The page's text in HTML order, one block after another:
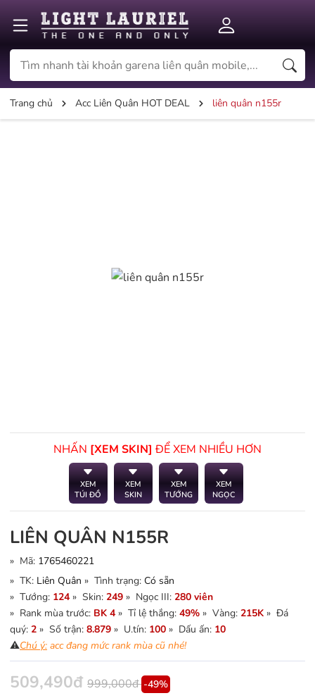
Trang chủ Acc Liên Quân HOT DEAL liên quân n155r
NHẤN [XEM SKIN] ĐỂ XEM NHIỀU HƠN
XEM
TÚI ĐỒ
XEM
SKIN
XEM
TƯỚNG
XEM
NGỌC
LIÊN QUÂN N155R
» Mã: 1765460221
» TK: Liên Quân » Tình trạng: Có sẵn
» Tướng: 124 » Skin: 249 » Ngọc III: 280 viên
» Rank mùa trước: BK 4 » Tỉ lệ thắng: 49% » Vàng: 215K » Đá
quý: 2 » Số trận: 8.879 » U.tín: 100 » Dấu ấn: 10
⚠️Chú ý: acc đang mức rank mùa cũ nhé!
509,490đ 999,000đ -49%